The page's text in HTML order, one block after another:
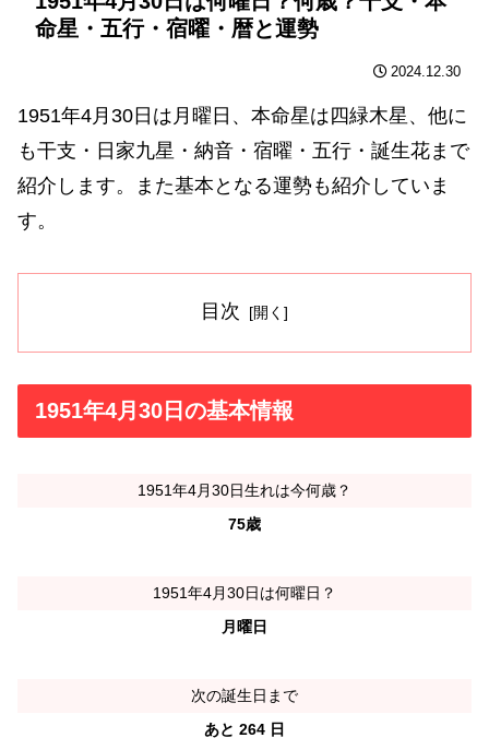
命星・五行・宿曜・暦と運勢
2024.12.30
1951年4月30日は月曜日、本命星は四緑木星、他に
も干支・日家九星・納音・宿曜・五行・誕生花まで
紹介します。また基本となる運勢も紹介していま
す。
目次
1951年4月30日の基本情報
1951年4月30日生れは今何歳？
75歳
1951年4月30日は何曜日？
月曜日
次の誕生日まで
あと 264 日